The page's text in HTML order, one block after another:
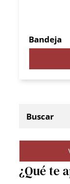
Bandeja
Search
¿Qué te